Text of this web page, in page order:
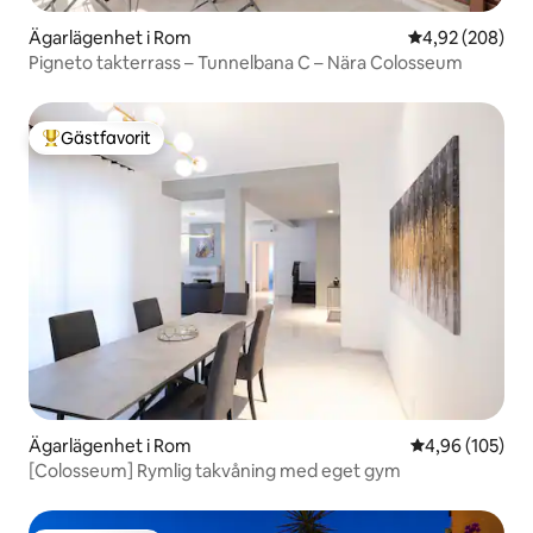
Ägarlägenhet i Rom 4,92 av 5 i
4,92 (208)
Pigneto takterrass – Tunnelbana C – Nära Colosseum
Populär gästfavorit
Gästfavorit
Ägarlägenhet i Rom 4,96 av 5 i
4,96 (105)
[Colosseum] Rymlig takvåning med eget gym